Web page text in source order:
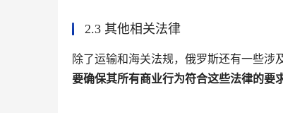
2.3 其他相关法律
除了运输和海关法规，俄罗斯还有一些涉
要确保其所有商业行为符合这些法律的要